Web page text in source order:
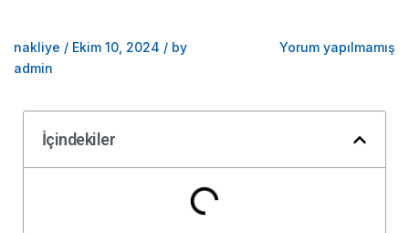
nakliye / Ekim 10, 2024 / by
admin
Yorum yapılmamış
İçindekiler